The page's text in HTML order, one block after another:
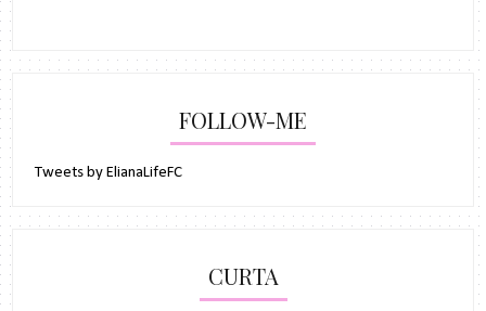
FOLLOW-ME
Tweets by ElianaLifeFC
CURTA